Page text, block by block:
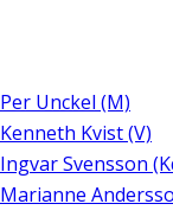
Per Unckel (M)
Kenneth Kvist (V)
Ingvar Svensson
Marianne